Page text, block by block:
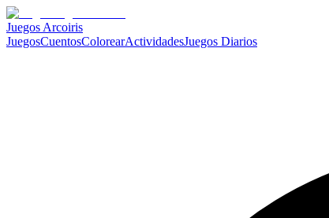
Juegos Arcoiris
JuegosCuentosColorearActividadesJuegos Diarios